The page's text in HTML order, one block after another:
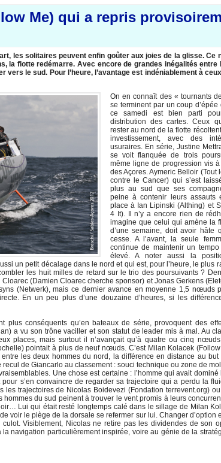
Me) qui a repris
les solitaires peuvent enfin goûter aux joies de la glisse. Ce
la flotte redémarre. Avec encore de grandes inégalités entre
vers le sud. Pour l’heure, l’avantage est indéniablement à
On en connaît des « tournants
se terminent par un coup d’épée
ce samedi est bien parti
distribution des cartes. Ceux
rester au nord de la flotte
investissement, avec des
usuraires. En série, Justine
se voit flanquée de trois
même ligne de progression vis à
des Açores. Aymeric Belloir (Tout
contre le Cancer) qui s’est
plus au sud que ses
peine à contenir leurs assauts
place à Ian Lipinski (Althing) et
4 It). Il n’y a encore rien de
imagine que celui qui amène la
d’une semaine, doit avoir hâte
cesse. A l’avant, la seule
continue de maintenir un tempo
élevé. A noter aussi la
un petit décalage dans le nord et qui est, pour l’heure, le plus
les huit milles de retard sur le trio des poursuivants ?
(Damien Cloarec cherche sponsor) et Jonas Gerkens
(Netwerk), mais ce dernier avance en moyenne 1,5 nœuds
En un peu plus d’une douzaine d’heures, si les
plus conséquents qu’en bateaux de série, provoquent des
a vu son trône vaciller et son statut de leader mis à mal. Au
places, mais surtout il n’avançait qu’à quatre ou cinq
pointait à plus de neuf nœuds. C’est Milan Kolacek
les deux hommes du nord, la différence en distance au
de Giancarlo au classement : souci technique ou zone de
Une chose est certaine : l’homme qui avait
s’en convaincre de regarder sa trajectoire qui a perdu la
les trajectoires de Nicolas Boidevezi (Fondation terrevent.org)
du sud peinent à trouver le vent promis à leurs
Lui qui était resté longtemps calé dans le sillage de Milan
voir le piège de la dorsale se refermer sur lui. Changer d’option
Visiblement, Nicolas ne retire pas les dividendes de son
la navigation particulièrement inspirée, voire au génie de la